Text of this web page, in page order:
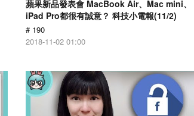
蘋果新品發表會 MacBook Air、Mac mini、
iPad Pro都很有誠意？ 科技小電報(11/2)
# 190
2018-11-02 01:00